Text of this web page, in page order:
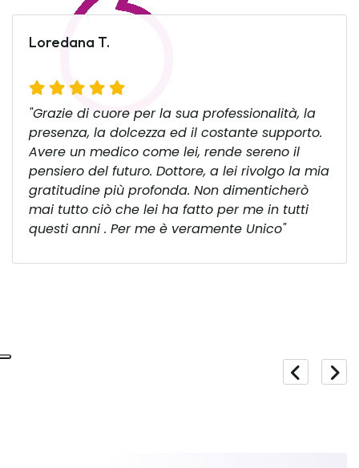
Loredana T.
"Grazie di cuore per la sua professionalità, la
presenza, la dolcezza ed il costante supporto.
Avere un medico come lei, rende sereno il
pensiero del futuro. Dottore, a lei rivolgo la mia
gratitudine più profonda. Non dimenticherò
mai tutto ciò che lei ha fatto per me in tutti
questi anni . Per me è veramente Unico"